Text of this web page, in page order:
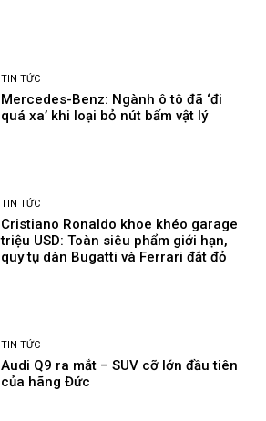
TIN TỨC
Mercedes-Benz: Ngành ô tô đã ‘đi
quá xa’ khi loại bỏ nút bấm vật lý
TIN TỨC
Cristiano Ronaldo khoe khéo garage
triệu USD: Toàn siêu phẩm giới hạn,
quy tụ dàn Bugatti và Ferrari đắt đỏ
TIN TỨC
Audi Q9 ra mắt – SUV cỡ lớn đầu tiên
của hãng Đức